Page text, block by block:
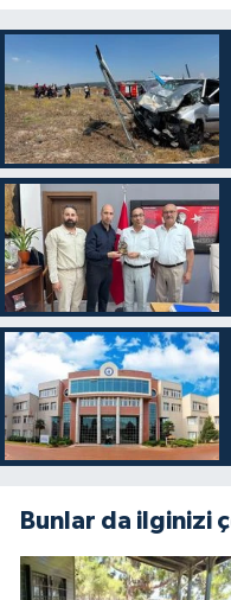
Bunlar da ilginizi